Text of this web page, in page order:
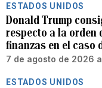
ESTADOS UNIDOS
Donald Trump
respecto a la orden
finanzas en el caso
7 de agosto de 2026
ESTADOS UNIDOS